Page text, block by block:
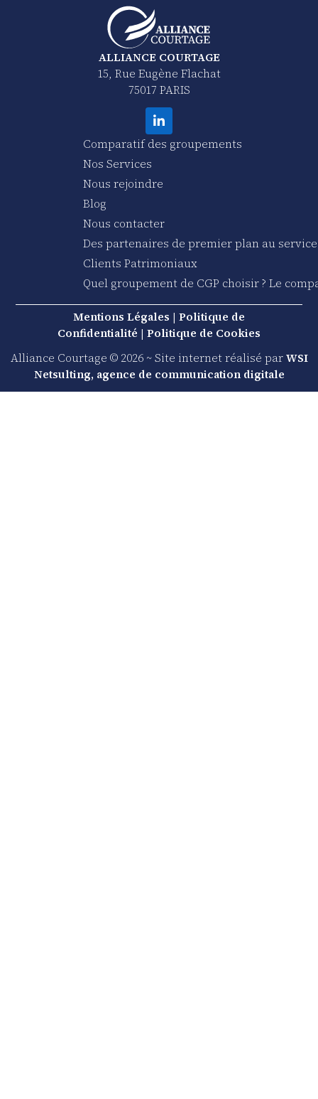
ALLIANCE COURTAGE
15, Rue Eugène Flachat
75017 PARIS
Comparatif des groupements
Nos Services
Nous rejoindre
Blog
Nous contacter
Des partenaires de premier plan au
Clients Patrimoniaux
Quel groupement de CGP choisir ? Le
Mentions Légales | Politique de
Confidentialité | Politique de Cookies
Alliance Courtage © 2026 ~ Site internet réalisé par WSI
Netsulting, agence de communication digitale